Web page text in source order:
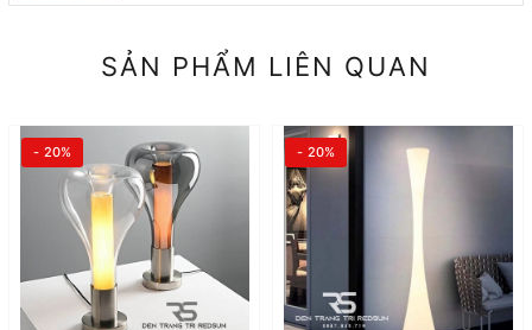
SẢN PHẨM LIÊN QUAN
- 20% - 20%